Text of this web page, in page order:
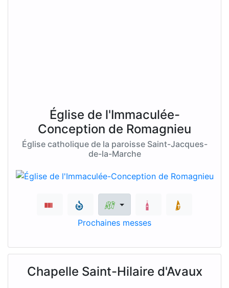
Église de l'Immaculée-
Conception de Romagnieu
Église catholique de la paroisse Saint-Jacques-
de-la-Marche
Prochaines messes
Chapelle Saint-Hilaire d'Avaux